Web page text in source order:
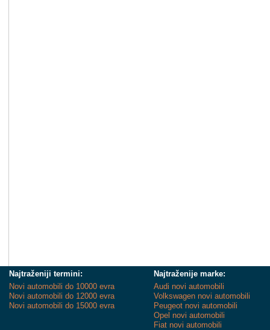
Najtraženiji termini:
Novi automobili do 10000 evra
Novi automobili do 12000 evra
Novi automobili do 15000 evra
Najtraženije marke:
Audi novi automobili
Volkswagen novi automobili
Peugeot novi automobili
Opel novi automobili
Fiat novi automobili